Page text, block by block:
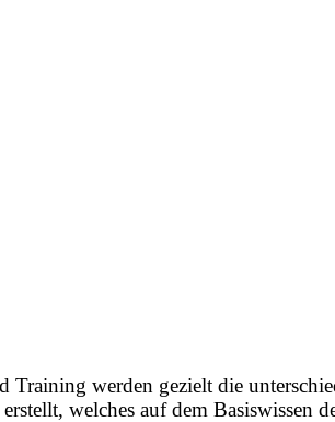
werden gezielt die
welches auf dem Basiswissen